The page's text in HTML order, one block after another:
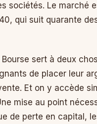
sociétés. Le marché
qui suit quarante
sert à deux
de placer leur
Et on y accède
mise au point
de perte en capital,